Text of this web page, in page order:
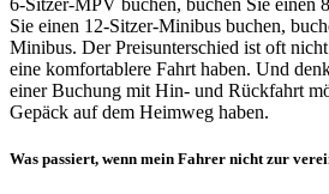
Sie einen 12-Sitzer-Minibus buchen,
Minibus. Der Preisunterschied ist oft
eine komfortablere Fahrt haben. Und
einer Buchung mit Hin- und Rückfahrt
Gepäck auf dem Heimweg haben.
Was passiert, wenn mein Fahrer nicht zur